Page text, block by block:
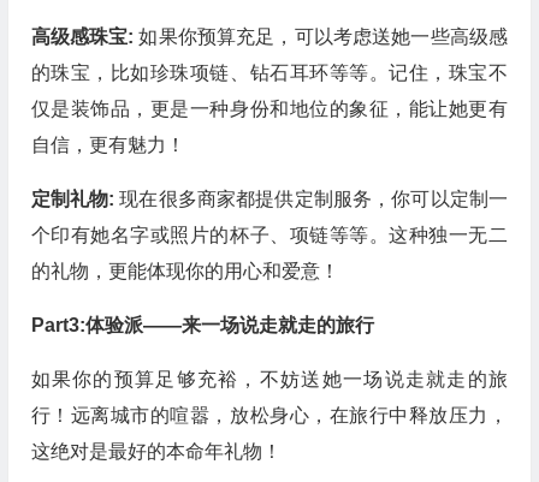
高级感珠宝:如果你预算充足，可以考虑送她一些高级感
的珠宝，比如珍珠项链、钻石耳环等等。记住，珠宝不
仅是装饰品，更是一种身份和地位的象征，能让她更有
自信，更有魅力！
定制礼物:现在很多商家都提供定制服务，你可以定制一
个印有她名字或照片的杯子、项链等等。这种独一无二
的礼物，更能体现你的用心和爱意！
Part3:体验派——来一场说走就走的旅行
如果你的预算足够充裕，不妨送她一场说走就走的旅
行！远离城市的喧嚣，放松身心，在旅行中释放压力，
这绝对是最好的本命年礼物！